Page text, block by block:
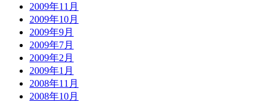
2009年11月
2009年10月
2009年9月
2009年7月
2009年2月
2009年1月
2008年11月
2008年10月